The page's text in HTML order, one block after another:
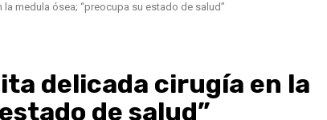
medula ósea; “preocupa su estado de salud”
delicada cirugía en la
de salud”